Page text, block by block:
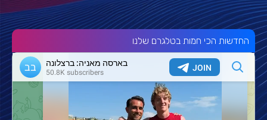
החדשות הכי חמות בטלגרם שלנו